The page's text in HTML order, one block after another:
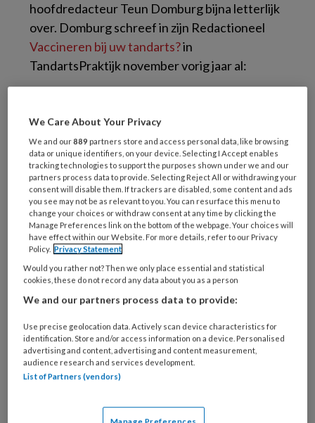
hoofdredacteur Teun Domburg bijna letterlijk
over. Domburg schreef in zijn Redactioneel
Vaccineren bij uw tandarts?in
TandartsPraktijk november vorig jaar al:
verwacht zodra er een vaccin tegen Covid-19
beschikbaar is. Of dat nu in december 2020
komt of in maart 2021, het zal een enorme
operatie worden om iedereen die zich wil laten
vaccineren te bereiken. Veel reguliere zorg is
tenslotte ook al uitgesteld en moet worden
ingehaald wanneer de gezondheidszorg weer
kan opschalen.
Wij tandartsen zien met regelmaat een flink
deel van de bevolking, zijn bevoegd en
bekwaam om te injecteren en beschikken ook
over geschikte ruimtes met
hygiëneprotocollen om vaccinaties uit te
voeren. Onderzoeken geven aan dat patiënten
vertrouwen. Ik verwacht dat zij zich ook zonder
We Care About Your Privacy
We and our889 partners store and access personal data, like browsing
data or unique identifiers, on your device. Selecting I Accept enables
tracking technologies to support the purposes shown under we and our
partners process data to provide. Selecting Reject All or withdrawing your
consent will disable them. If trackers are disabled, some content and ads
you see may not be as relevant to you. You can resurface this menu to
change your choices or withdraw consent at any time by clicking the
Manage Preferences link on the bottom of the webpage. Your choices will
have effect within our Website. For more details, refer to our Privacy
Policy. Privacy Statement
Would you rather not? Then we only place essential and statistical
cookies, these do not record any data about you as a person
We and our partners process data to provide:
Use precise geolocation data. Actively scan device characteristics for
identification. Store and/or access information on a device. Personalised
advertising and content, advertising and content measurement,
audience research and services development.
List of Partners (vendors)
Manage Preferences